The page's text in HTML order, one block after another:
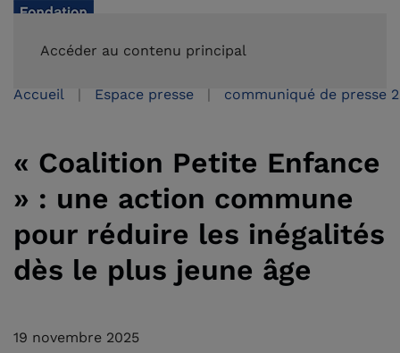
Accéder au contenu principal
Accueil Espace presse communiqué de presse
« Coalition Petite Enfance
» : une action commune
pour réduire les inégalités
dès le plus jeune âge
19 novembre 2025